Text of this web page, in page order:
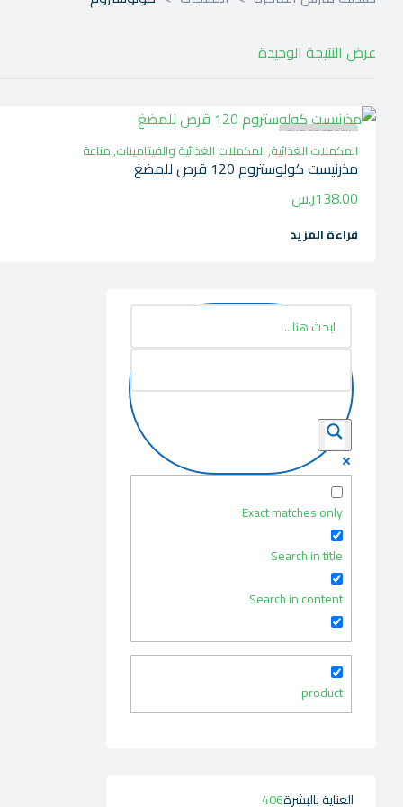
عرض النتيجة الوحيدة
OUT OF STOCK
المكملات الغذائية,المكملات الغذائية والفيتامينات,مناعة
مذرنيست كولوستروم 120 قرص للمضغ
138.00ر.س
قراءة المزيد
Exact matches only
Search in title
Search in content
product
العناية بالبشرة406